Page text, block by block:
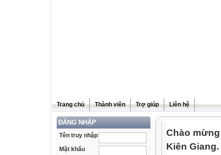
Trang chủ Thành viên Trợ giúp Liên hệ
ĐĂNG NHẬP
Tên truy nhập
Mật khẩu
Chào
Kiên Giang.